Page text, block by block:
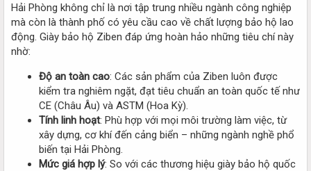
Hải Phòng không chỉ là nơi tập trung nhiều ngành công nghiệp
mà còn là thành phố có yêu cầu cao về chất lượng bảo hộ lao
động. Giày bảo hộ Ziben đáp ứng hoàn hảo những tiêu chí này
nhờ:
Độ an toàn cao: Các sản phẩm của Ziben luôn được
kiểm tra nghiêm ngặt, đạt tiêu chuẩn an toàn quốc tế như
CE (Châu Âu) và ASTM (Hoa Kỳ).
Tính linh hoạt: Phù hợp với mọi môi trường làm việc, từ
xây dựng, cơ khí đến cảng biển – những ngành nghề phổ
biến tại Hải Phòng.
Mức giá hợp lý: So với các thương hiệu giày bảo hộ quốc